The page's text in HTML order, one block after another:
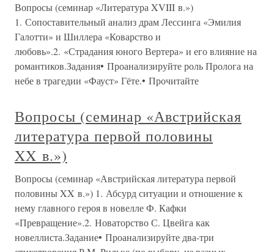
Вопросы (семинар «Литература XVIII в.»)
1. Сопоставительный анализ драм Лессинга «Эмилия
Галотти» и Шиллера «Коварство и
любовь».2. «Страдания юного Вертера» и его влияние на
романтиков.Задания• Проанализируйте роль Пролога на
небе в трагедии «Фауст» Гёте.• Прочитайте
Вопросы (семинар «Австрийская
литература первой половины
XX в.»)
Вопросы (семинар «Австрийская литература первой
половины XX в.») 1. Абсурд ситуации и отношение к
нему главного героя в новелле Ф. Кафки
«Превращение».2. Новаторство С. Цвейга как
новеллиста.Задание• Проанализируйте два-три